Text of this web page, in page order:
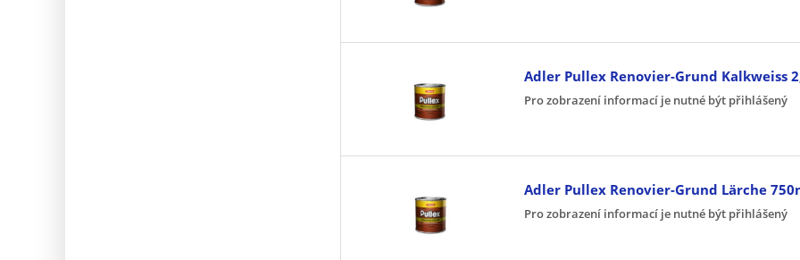
Adler Pullex Renovier-Grund Kalkweiss
Pro zobrazení informací je nutné být přihlášený
Adler Pullex Renovier-Grund Lärche
Pro zobrazení informací je nutné být přihlášený